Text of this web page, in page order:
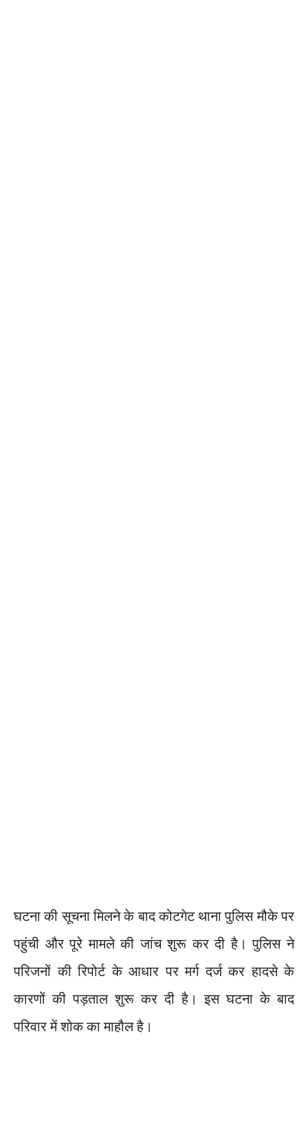
घटना की सूचना मिलने के बाद कोटगेट थाना पुलिस मौके पर
पहुंची और पूरे मामले की जांच शुरू कर दी है। पुलिस ने
परिजनों की रिपोर्ट के आधार पर मर्ग दर्ज कर हादसे के
कारणों की पड़ताल शुरू कर दी है। इस घटना के बाद
परिवार में शोक का माहौल है।